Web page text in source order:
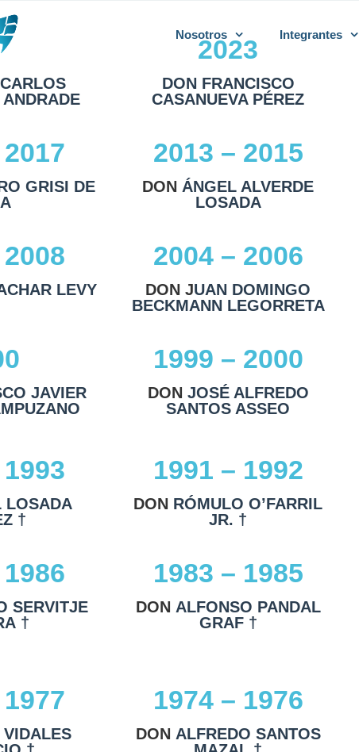
Nosotros Integrantes
2023
DON FRANCISCO
CASANUEVA PÉREZ
GRISI DE
2013 – 2015
DON ÁNGEL ALVERDE
LOSADA
LEVY
2004 – 2006
DON JUAN DOMINGO
BECKMANN LEGORRETA
JAVIER
1999 – 2000
DON JOSÉ ALFREDO
SANTOS ASSEO
LOSADA
†
1991 – 1992
DON RÓMULO O’FARRIL
JR. †
SERVITJE
†
1983 – 1985
DON ALFONSO PANDAL
GRAF †
1974 – 1976
DON ALFREDO SANTOS